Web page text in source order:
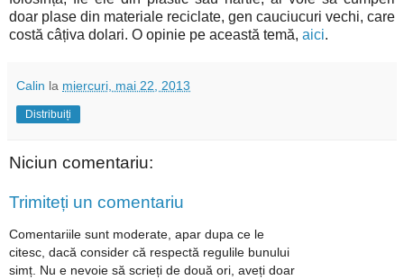
doar plase din materiale reciclate, gen cauciucuri vechi, care
costă câțiva dolari. O opinie pe această temă, aici.
Calin la miercuri, mai 22, 2013
Distribuiți
Niciun comentariu:
Trimiteți un comentariu
Comentariile sunt moderate, apar dupa ce le
citesc, dacă consider că respectă regulile bunului
simț. Nu e nevoie să scrieți de două ori, aveți doar